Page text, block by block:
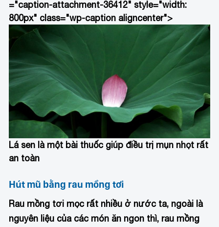
="caption-attachment-36412" style="width:
800px" class="wp-caption aligncenter">
Lá sen là một bài thuốc giúp điều trị mụn nhọt rất
an toàn
Hút mũ bằng rau mồng tơi
Rau mồng tơi mọc rất nhiều ở nước ta, ngoài là
nguyên liệu của các món ăn ngon thì, rau mồng